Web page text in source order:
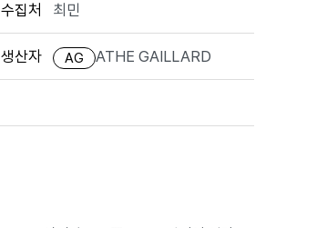
수집처 최민
생산자 AG ATHE GAILLARD